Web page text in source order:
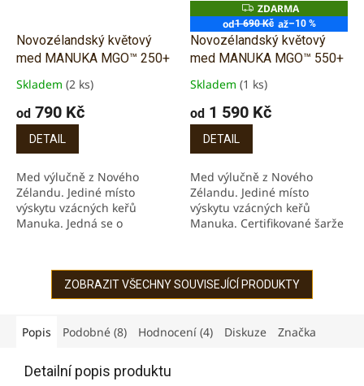
Novozélandský květový
med MANUKA MGO™ 250+
Průměrné
produktu
5,0
5
hvězdiček.
Skladem (2 ks)
od 790 Kč
DETAIL
Med výlučně z Nového
Zélandu. Jediné místo
výskytu vzácných keřů
Manuka. Jedná se o
novozélandského výrobce.
Med obsahuje účinnou...
Z
D
A
R
M
A
ZDARMA
od1 690 Kč až–10 %
Novozélandský květový
med MANUKA MGO™ 550+
Průměrné
produktu
5,0
5
hvězdiček.
Skladem (1 ks)
od 1 590 Kč
DETAIL
Med výlučně z Nového
Zélandu. Jediné místo
výskytu vzácných keřů
Manuka. Certifikované šarže
Obsahuje velmi vysoké
množství...
ZOBRAZIT VŠECHNY SOUVISEJÍCÍ PRODUKTY
Popis Podobné (8) Hodnocení (4) Diskuze Značka
Detailní popis produktu